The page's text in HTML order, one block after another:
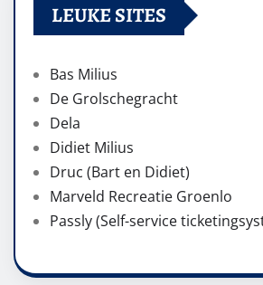
LEUKE SITES
Bas Milius
De Grolschegracht
Dela
Didiet Milius
Druc (Bart en Didiet)
Marveld Recreatie Groenlo
Passly (Self-service